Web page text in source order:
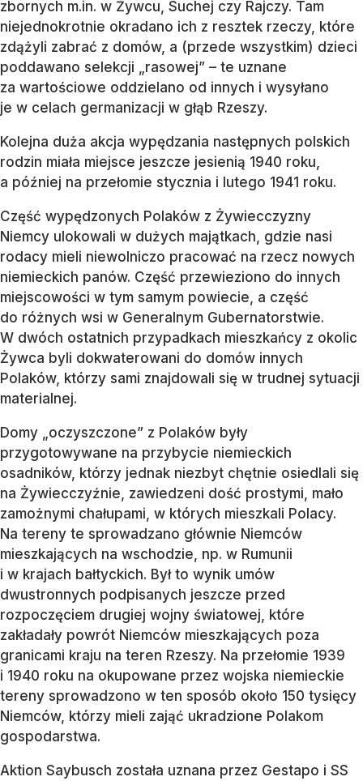
zbornych m.in. w Żywcu, Suchej czy Rajczy. Tam
niejednokrotnie okradano ich z resztek rzeczy, które
zdążyli zabrać z domów, a (przede wszystkim) dzieci
poddawano selekcji „rasowej” – te uznane
za wartościowe oddzielano od innych i wysyłano
je w celach germanizacji w głąb Rzeszy.
Kolejna duża akcja wypędzania następnych polskich
rodzin miała miejsce jeszcze jesienią 1940 roku,
a później na przełomie stycznia i lutego 1941 roku.
Część wypędzonych Polaków z Żywiecczyzny
Niemcy ulokowali w dużych majątkach, gdzie nasi
rodacy mieli niewolniczo pracować na rzecz nowych
niemieckich panów. Część przewieziono do innych
miejscowości w tym samym powiecie, a część
do różnych wsi w Generalnym Gubernatorstwie.
W dwóch ostatnich przypadkach mieszkańcy z okolic
Żywca byli dokwaterowani do domów innych
Polaków, którzy sami znajdowali się w trudnej sytuacji
materialnej.
Domy „oczyszczone” z Polaków były
przygotowywane na przybycie niemieckich
osadników, którzy jednak niezbyt chętnie osiedlali się
na Żywiecczyźnie, zawiedzeni dość prostymi, mało
zamożnymi chałupami, w których mieszkali Polacy.
Na tereny te sprowadzano głównie Niemców
mieszkających na wschodzie, np. w Rumunii
i w krajach bałtyckich. Był to wynik umów
dwustronnych podpisanych jeszcze przed
rozpoczęciem drugiej wojny światowej, które
zakładały powrót Niemców mieszkających poza
granicami kraju na teren Rzeszy. Na przełomie 1939
i 1940 roku na okupowane przez wojska niemieckie
tereny sprowadzono w ten sposób około 150 tysięcy
Niemców, którzy mieli zająć ukradzione Polakom
gospodarstwa.
Aktion Saybusch została uznana przez Gestapo i SS